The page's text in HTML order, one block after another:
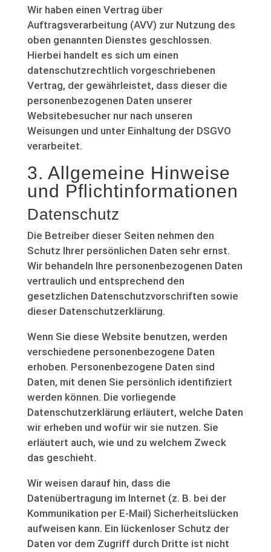
Wir haben einen Vertrag über
Auftragsverarbeitung (AVV) zur Nutzung des
oben genannten Dienstes geschlossen.
Hierbei handelt es sich um einen
datenschutzrechtlich vorgeschriebenen
Vertrag, der gewährleistet, dass dieser die
personenbezogenen Daten unserer
Websitebesucher nur nach unseren
Weisungen und unter Einhaltung der DSGVO
verarbeitet.
3. Allgemeine Hinweise
und Pflicht­informationen
Datenschutz
Die Betreiber dieser Seiten nehmen den
Schutz Ihrer persönlichen Daten sehr ernst.
Wir behandeln Ihre personenbezogenen Daten
vertraulich und entsprechend den
gesetzlichen Datenschutzvorschriften sowie
dieser Datenschutzerklärung.
Wenn Sie diese Website benutzen, werden
verschiedene personenbezogene Daten
erhoben. Personenbezogene Daten sind
Daten, mit denen Sie persönlich identifiziert
werden können. Die vorliegende
Datenschutzerklärung erläutert, welche Daten
wir erheben und wofür wir sie nutzen. Sie
erläutert auch, wie und zu welchem Zweck
das geschieht.
Wir weisen darauf hin, dass die
Datenübertragung im Internet (z. B. bei der
Kommunikation per E-Mail) Sicherheitslücken
aufweisen kann. Ein lückenloser Schutz der
Daten vor dem Zugriff durch Dritte ist nicht